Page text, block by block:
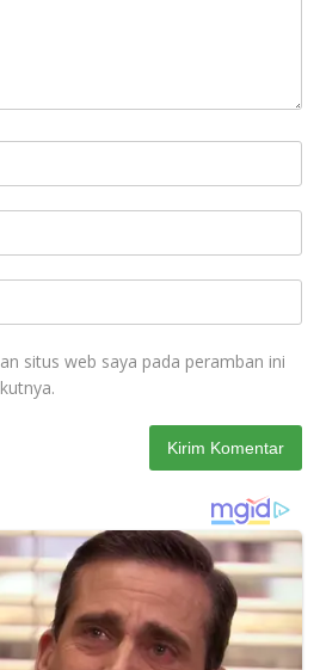
situs web saya pada peramban ini